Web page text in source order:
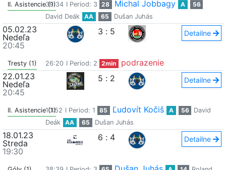
II. Asistencie (1)
39:34 I Period: 3 28 Michal Jobbagy A
56
David Deák
AA 65 Dušan Juhás
05.02.23
Nedeľa
20:45
3 : 5 Detailne
Tresty (1) 26:20 I Period: 2 2min
podrazenie
22.01.23
Nedeľa
20:45
5 : 2 Detailne
II. Asistencie (1)
10:52 I Period: 1 85 Ľudovít Kočiš A 56
David
Deák
AA 65 Dušan Juhás
18.01.23
Streda
19:30
6 : 4 Detailne